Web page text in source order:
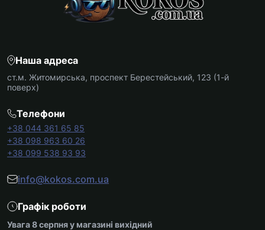
Наша адреса
ст.м. Житомирська, проспект Берестейський, 123 (1-й
поверх)
Телефони
+38 044 361 65 85
+38 098 963 60 26
+38 099 538 93 93
info@kokos.com.ua
Графік роботи
Увага 8 серпня у магазині вихідний